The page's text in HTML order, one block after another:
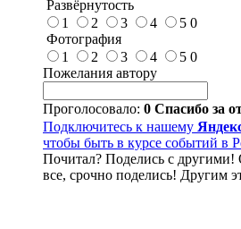
Развёрнутость
1
2 3 4 5 0
Фотография
1
2 3 4 5 0
Пожелания автору
Проголосовало: 0 Спасибо за
Подключитесь к нашему
чтобы быть в курсе событий в
Почитал? Поделись с
все, срочно поделись! Другим